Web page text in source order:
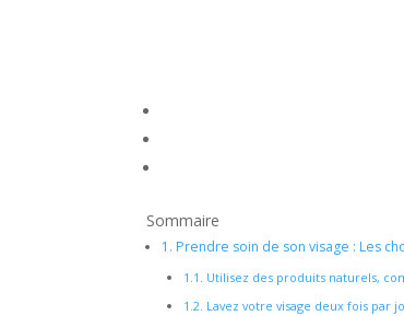
Sommaire
1. Prendre soin de son visage : Les
1.1. Utilisez des produits naturels,
1.2. Lavez votre visage deux fois par